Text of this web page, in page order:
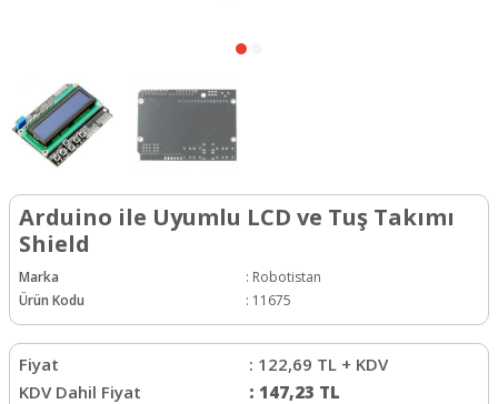
Arduino ile Uyumlu LCD ve Tuş Takımı
Shield
Marka : Robotistan
Ürün Kodu
: 11675
Fiyat : 122,69 TL + KDV
KDV Dahil Fiyat
: 147,23 TL